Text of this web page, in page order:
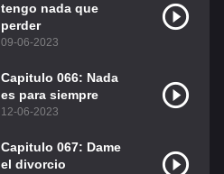
tengo nada que
perder
09-06-2023
Capitulo 066: Nada
es para siempre
12-06-2023
Capitulo 067: Dame
el divorcio